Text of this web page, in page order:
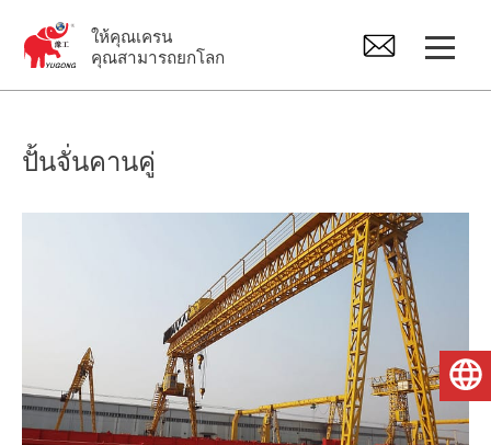
ให้คุณเครน
คุณสามารถยกโลก
ปั้นจั่น
อะไหล่เครน
ปั้นจั่นคานคู่
ไทย